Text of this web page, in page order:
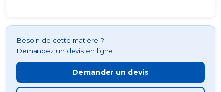
Besoin de cette matière ?
Demandez un devis en ligne.
Demander un devis